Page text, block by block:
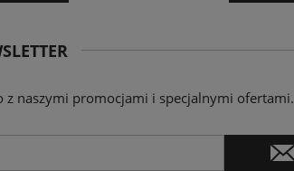
z naszymi promocjami i specjalnymi ofertami.